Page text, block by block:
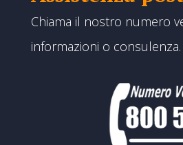
Chiama il nostro numero
informazioni o consulenza.